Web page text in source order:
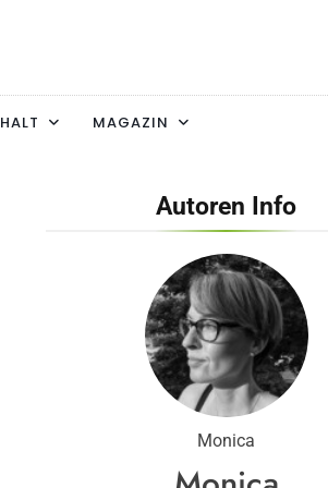
MAGAZIN
Autoren Info
Monica